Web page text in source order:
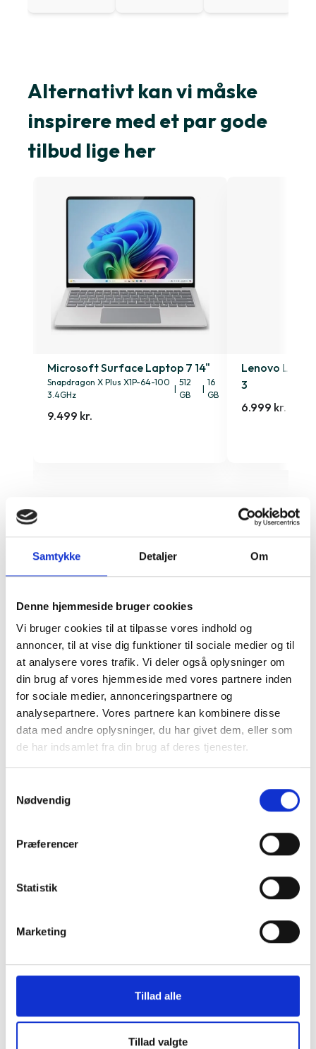
Samtykke Detaljer Om
Denne hjemmeside bruger cookies
Vi bruger cookies til at tilpasse vores indhold og
annoncer, til at vise dig funktioner til sociale medier og til
at analysere vores trafik. Vi deler også oplysninger om
din brug af vores hjemmeside med vores partnere inden
for sociale medier, annonceringspartnere og
analysepartnere. Vores partnere kan kombinere disse
data med andre oplysninger, du har givet dem, eller som
de har indsamlet fra din brug af deres tjenester.
Nødvendig
Præferencer
Statistik
Marketing
Tillad alle
Tillad valgte
Alternativt kan vi måske
inspirere med et par gode
tilbud lige her
Microsoft Surface Laptop 7 14"
Snapdragon X Plus X1P-64-100
3.4GHz
|
512
GB
|
16
GB
9.499 kr.
Lenovo
3
6.999 kr.
Kom og besøg
os i en af vores
mange
butikker i hele
Danmark
Find din lokale forretningher